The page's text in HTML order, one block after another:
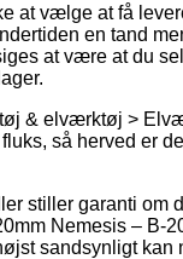
at vælge at få
en tand
at være at du
& elværktøj >
så herved er
stiller garanti
Nemesis – B-
sandsynligt kan